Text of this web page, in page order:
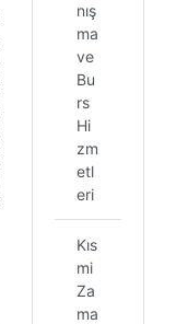
nış
ma
ve
Bu
rs
Hi
zm
etl
eri
Kıs
mi
Za
ma